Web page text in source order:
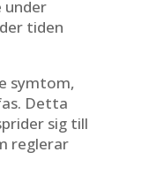
under
tiden
symtom,
Detta
sig till
reglerar